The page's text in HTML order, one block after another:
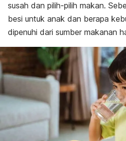
susah dan pilih-pilih makan.
besi untuk anak dan berapa
dipenuhi dari sumber makanan